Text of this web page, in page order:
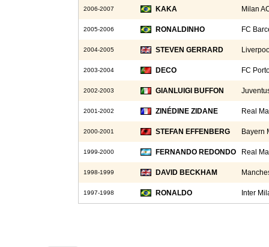
2006-2007 KAKA Milan
2005-2006 RONALDINHO FC
2004-2005 STEVEN GERRARD
2003-2004 DECO FC
2002-2003 GIANLUIGI BUFFON
2001-2002 ZINÉDINE ZIDANE Real
2000-2001 STEFAN EFFENBERG Bayern
1999-2000 FERNANDO REDONDO Real
1998-1999 DAVID BECKHAM
1997-1998 RONALDO Inter